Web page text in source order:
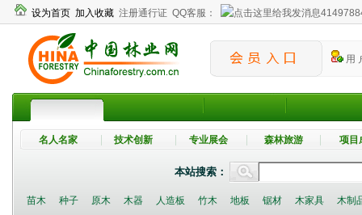
设为首页 加入收藏 注册通行证 QQ客服：
用
名人名家 技术创新 专业展会 森林旅游 项目
本站搜索：
苗木 种子 原木 木器 人造板 竹木 地板 锯材 木家具 木制